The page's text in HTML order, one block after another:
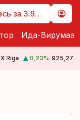
Подпишитесь за 3.99 €
Ида-Вирумаа
Riga 0,23% 925,27